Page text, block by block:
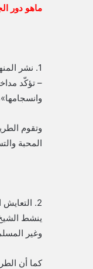
ماهو دور
1. نشر المنهج الصوفي المعتدل
– تؤكّد
وتقوم
المحبة
2. التعايش المجتمعي والتعدد العرقي
ينشط
وغير
كما أن